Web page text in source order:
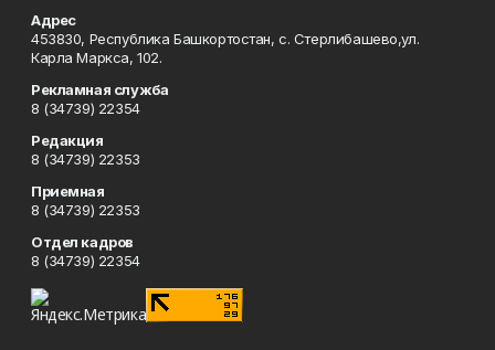
Адрес
453830, Республика Башкортостан, c. Стерлибашево,ул.
Карла Маркса, 102.
Рекламная служба
8 (34739) 22354
Редакция
8 (34739) 22353
Приемная
8 (34739) 22353
Отдел кадров
8 (34739) 22354